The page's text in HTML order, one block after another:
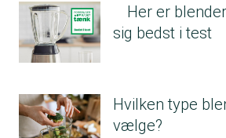
Her er
sig bedst i test
Hvilken type
vælge?